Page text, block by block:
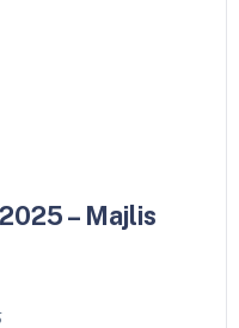
– Majlis